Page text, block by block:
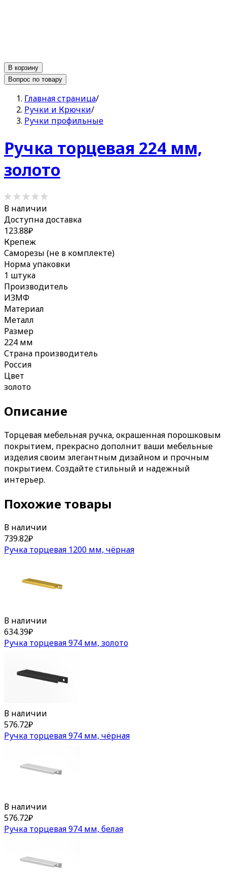
В корзину
Вопрос по товару
Главная страница/
Ручки и Крючки/
Ручки профильные
Ручка торцевая 224 мм,
золото
В наличии
Доступна доставка
123.88₽
Крепеж
Саморезы (не в комплекте)
Норма упаковки
1 штука
Производитель
ИЗМФ
Материал
Металл
Размер
224 мм
Страна производитель
Россия
Цвет
золото
Описание
Торцевая мебельная ручка, окрашенная порошковым
покрытием, прекрасно дополнит ваши мебельные
изделия своим элегантным дизайном и прочным
покрытием. Создайте стильный и надежный
интерьер.
Похожие товары
В наличии
739.82₽
Ручка торцевая 1200 мм, чёрная
В наличии
634.39₽
Ручка торцевая 974 мм, золото
В наличии
576.72₽
Ручка торцевая 974 мм, чёрная
В наличии
576.72₽
Ручка торцевая 974 мм, белая